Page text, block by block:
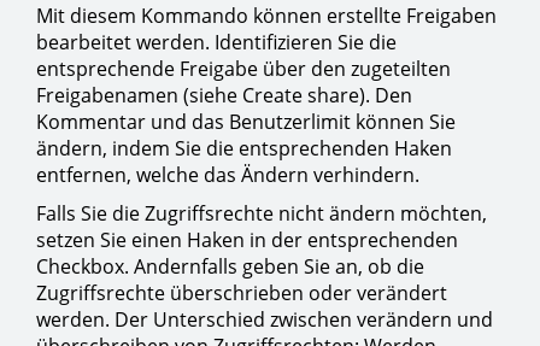
Mit diesem Kommando können erstellte Freigaben
bearbeitet werden. Identifizieren Sie die
entsprechende Freigabe über den zugeteilten
Freigabenamen (siehe Create share). Den
Kommentar und das Benutzerlimit können Sie
ändern, indem Sie die entsprechenden Haken
entfernen, welche das Ändern verhindern.
Falls Sie die Zugriffsrechte nicht ändern möchten,
setzen Sie einen Haken in der entsprechenden
Checkbox. Andernfalls geben Sie an, ob die
Zugriffsrechte überschrieben oder verändert
werden. Der Unterschied zwischen verändern und